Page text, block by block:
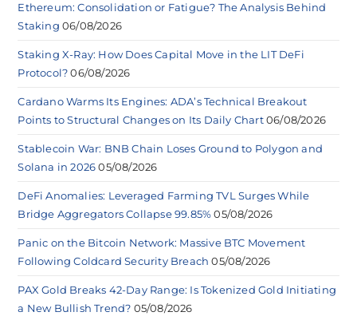
Ethereum: Consolidation or Fatigue? The Analysis Behind
Staking 06/08/2026
Staking X-Ray: How Does Capital Move in the LIT DeFi
Protocol? 06/08/2026
Cardano Warms Its Engines: ADA’s Technical Breakout
Points to Structural Changes on Its Daily Chart 06/08/2026
Stablecoin War: BNB Chain Loses Ground to Polygon and
Solana in 2026 05/08/2026
DeFi Anomalies: Leveraged Farming TVL Surges While
Bridge Aggregators Collapse 99.85% 05/08/2026
Panic on the Bitcoin Network: Massive BTC Movement
Following Coldcard Security Breach 05/08/2026
PAX Gold Breaks 42-Day Range: Is Tokenized Gold Initiating
a New Bullish Trend? 05/08/2026